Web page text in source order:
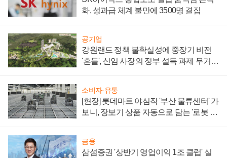
화, 성과급 체계 불만에 3500명 결집
공기업
강원랜드 정책 불확실성에 중장기 비전
'흔들', 신임 사장의 정부 설득 과제 무거워
소비자·유통
[현장] 롯데마트 야심작 '부산 물류센터' 가
보니, 장보기 상품 자동으로 담는 '로봇 40
금융
삼섬증권 '상반기 영업이익 1조 클럽' 실